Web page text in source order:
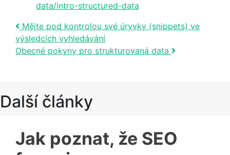
data/intro-structured-data
Post navigation
Mějte pod kontrolou své úryvky (snippets) ve
výsledcích vyhledávání
Obecné pokyny pro strukturovaná data
Další články
Jak poznat, že SEO